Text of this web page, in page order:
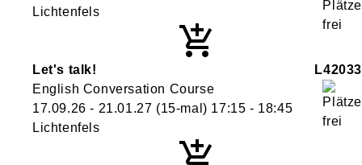
Lichtenfels
Let's talk!
L42033
English Conversation Course
17.09.26 - 21.01.27 (15-mal) 17:15 - 18:45
Lichtenfels